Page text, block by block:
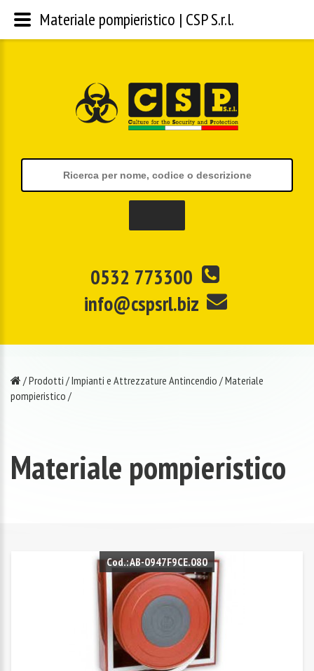
0532 773300
info@cspsrl.biz
/Prodotti /Impianti e Attrezzature Antincendio /Materiale
pompieristico /
Materiale pompieristico
Cod.: AB-0947F9CE.080
Materiale pompieristico | CSP S.r.l.